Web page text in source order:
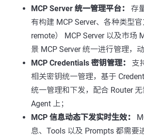
MCP Server 统一管理平台：
存
有构建 MCP Server、各种类型官
remote） MCP Server 以及市场
景 MCP Server 统一进行管理，动
MCP Credentials 密钥管理：
支
相关密钥统一管理，基于
统一管理和下发，配合 Router
Agent 上；
MCP 信息动态下发实时生效：
息、Tools 以及 Prompts 都需要